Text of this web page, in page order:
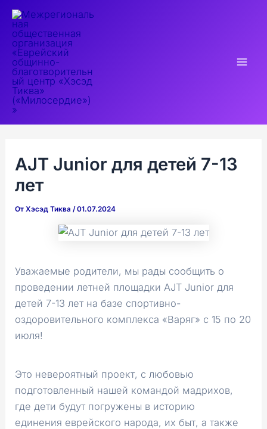
Перейти
содержимому
AJT Junior для детей 7-13
лет
ОтХэсэд Тиква/01.07.2024
Уважаемые родители, мы рады сообщить о
проведении летней площадки AJT Junior для
детей 7-13 лет на базе спортивно-
оздоровительного комплекса «Варяг» с 15 по 20
июля!
Это невероятный проект, с любовью
подготовленный нашей командой мадрихов,
где дети будут погружены в историю
единения еврейского народа, их быт, а также